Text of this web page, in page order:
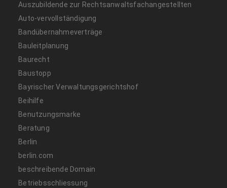
Auszubildende zur Rechtsanwaltsfachangestellten
Auto-vervollständigung
Bandübernahmeverträge
Bauleitplanung
Baurecht
Baustopp
Bayrischer Verwaltungsgerichtshof
Beihilfe
Benutzungsmarke
Beratung
Berlin
berlin.com
beschreibende Domain
Betriebsschliessung